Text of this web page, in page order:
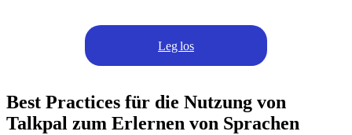
Leg los
Best Practices für die Nutzung von
Talkpal zum Erlernen von Sprachen